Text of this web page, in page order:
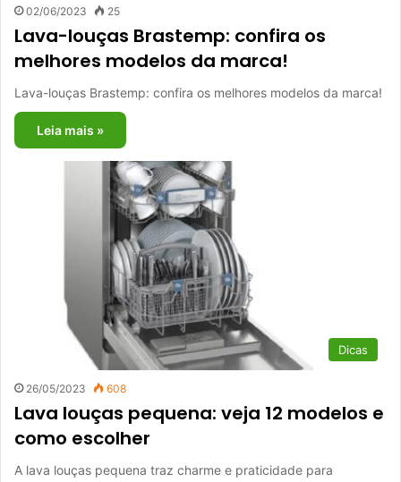
02/06/2023 25
Lava-louças Brastemp: confira os
melhores modelos da marca!
Lava-louças Brastemp: confira os melhores modelos da marca!
Leia mais »
Dicas
26/05/2023 608
Lava louças pequena: veja 12 modelos e
como escolher
A lava louças pequena traz charme e praticidade para